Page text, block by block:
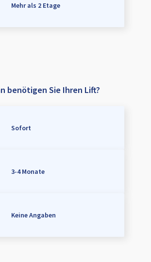
Mehr als 2 Etage
benötigen Sie Ihren Lift?
Sofort
3-4 Monate
Keine Angaben